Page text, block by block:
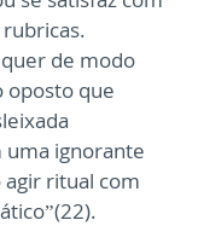
de modo
oposto que
uma ignorante
ritual com